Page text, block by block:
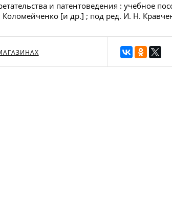
и патентоведения : учебное
[и др.] ; под ред. И. Н.